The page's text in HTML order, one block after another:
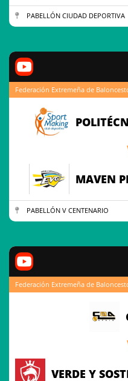
PABELLÓN CIUDAD DEPORTIVA
Federación Extremeña de
MAVEN
PABELLÓN V CENTENARIO
Federación Extremeña de